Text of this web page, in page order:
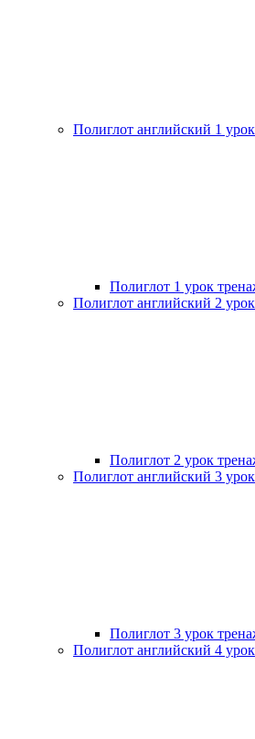
Полиглот английский 1 урок
Полиглот 1 урок
Полиглот английский 2 урок
Полиглот 2 урок
Полиглот английский 3 урок
Полиглот 3 урок
Полиглот английский 4 урок